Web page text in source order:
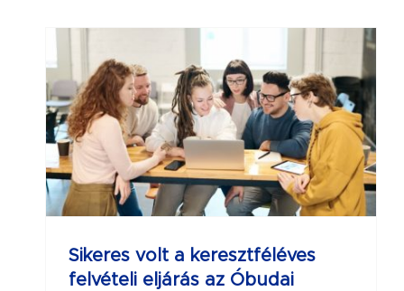
Sikeres volt a keresztféléves
felvételi eljárás az Óbudai